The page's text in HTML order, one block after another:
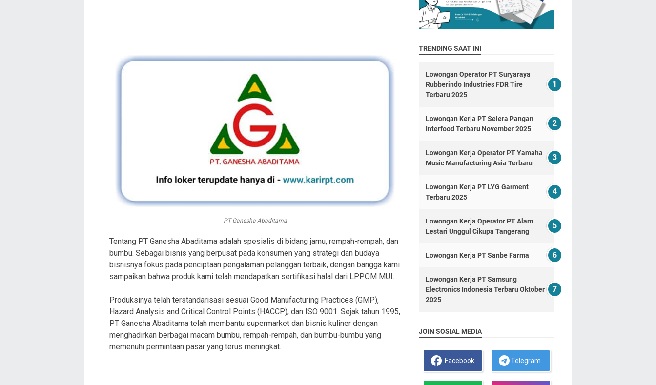
PT Ganesha Abaditama
Tentang PT Ganesha Abaditama adalah spesialis di bidang jamu, rempah-rempah, dan
bumbu. Sebagai bisnis yang berpusat pada konsumen yang strategi dan budaya
bisnisnya fokus pada penciptaan pengalaman pelanggan terbaik, dengan bangga kami
sampaikan bahwa produk kami telah mendapatkan sertifikasi halal dari LPPOM MUI.
Produksinya telah terstandarisasi sesuai Good Manufacturing Practices (GMP),
Hazard Analysis and Critical Control Points (HACCP), dan ISO 9001. Sejak tahun 1995,
PT Ganesha Abaditama telah membantu supermarket dan bisnis kuliner dengan
menghadirkan berbagai macam bumbu, rempah-rempah, dan bumbu-bumbu yang
memenuhi permintaan pasar yang terus meningkat.
TRENDING SAAT INI
Lowongan Operator PT Suryaraya
Rubberindo Industries FDR Tire
Terbaru 2025
Lowongan Kerja PT Selera Pangan
Interfood Terbaru November 2025
Lowongan Kerja Operator PT Yamaha
Music Manufacturing Asia Terbaru
Lowongan Kerja PT LYG Garment
Terbaru 2025
Lowongan Kerja Operator PT Alam
Lestari Unggul Cikupa Tangerang
Lowongan Kerja PT Sanbe Farma
Lowongan Kerja PT Samsung
Electronics Indonesia Terbaru Oktober
2025
JOIN SOSIAL MEDIA
Facebook Telegram